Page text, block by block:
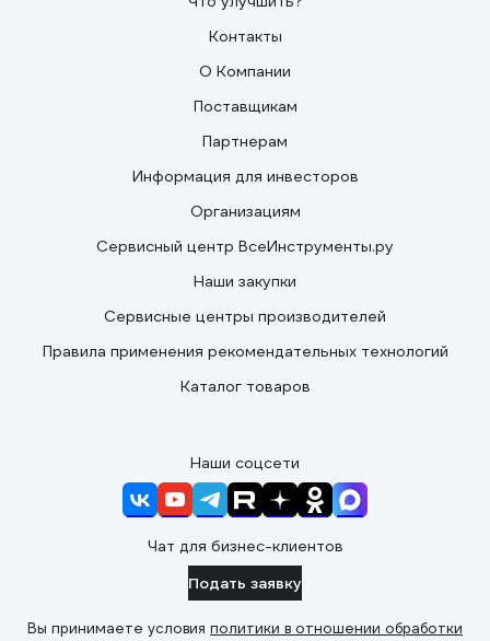
Контакты
О Компании
Поставщикам
Партнерам
Информация для инвесторов
Организациям
Сервисный центр ВсеИнструменты.ру
Наши закупки
Сервисные центры производителей
Правила применения рекомендательных технологий
Каталог товаров
Наши соцсети
Чат для бизнес-клиентов
Подать заявку
Вы принимаете условия политики в отношении обработки